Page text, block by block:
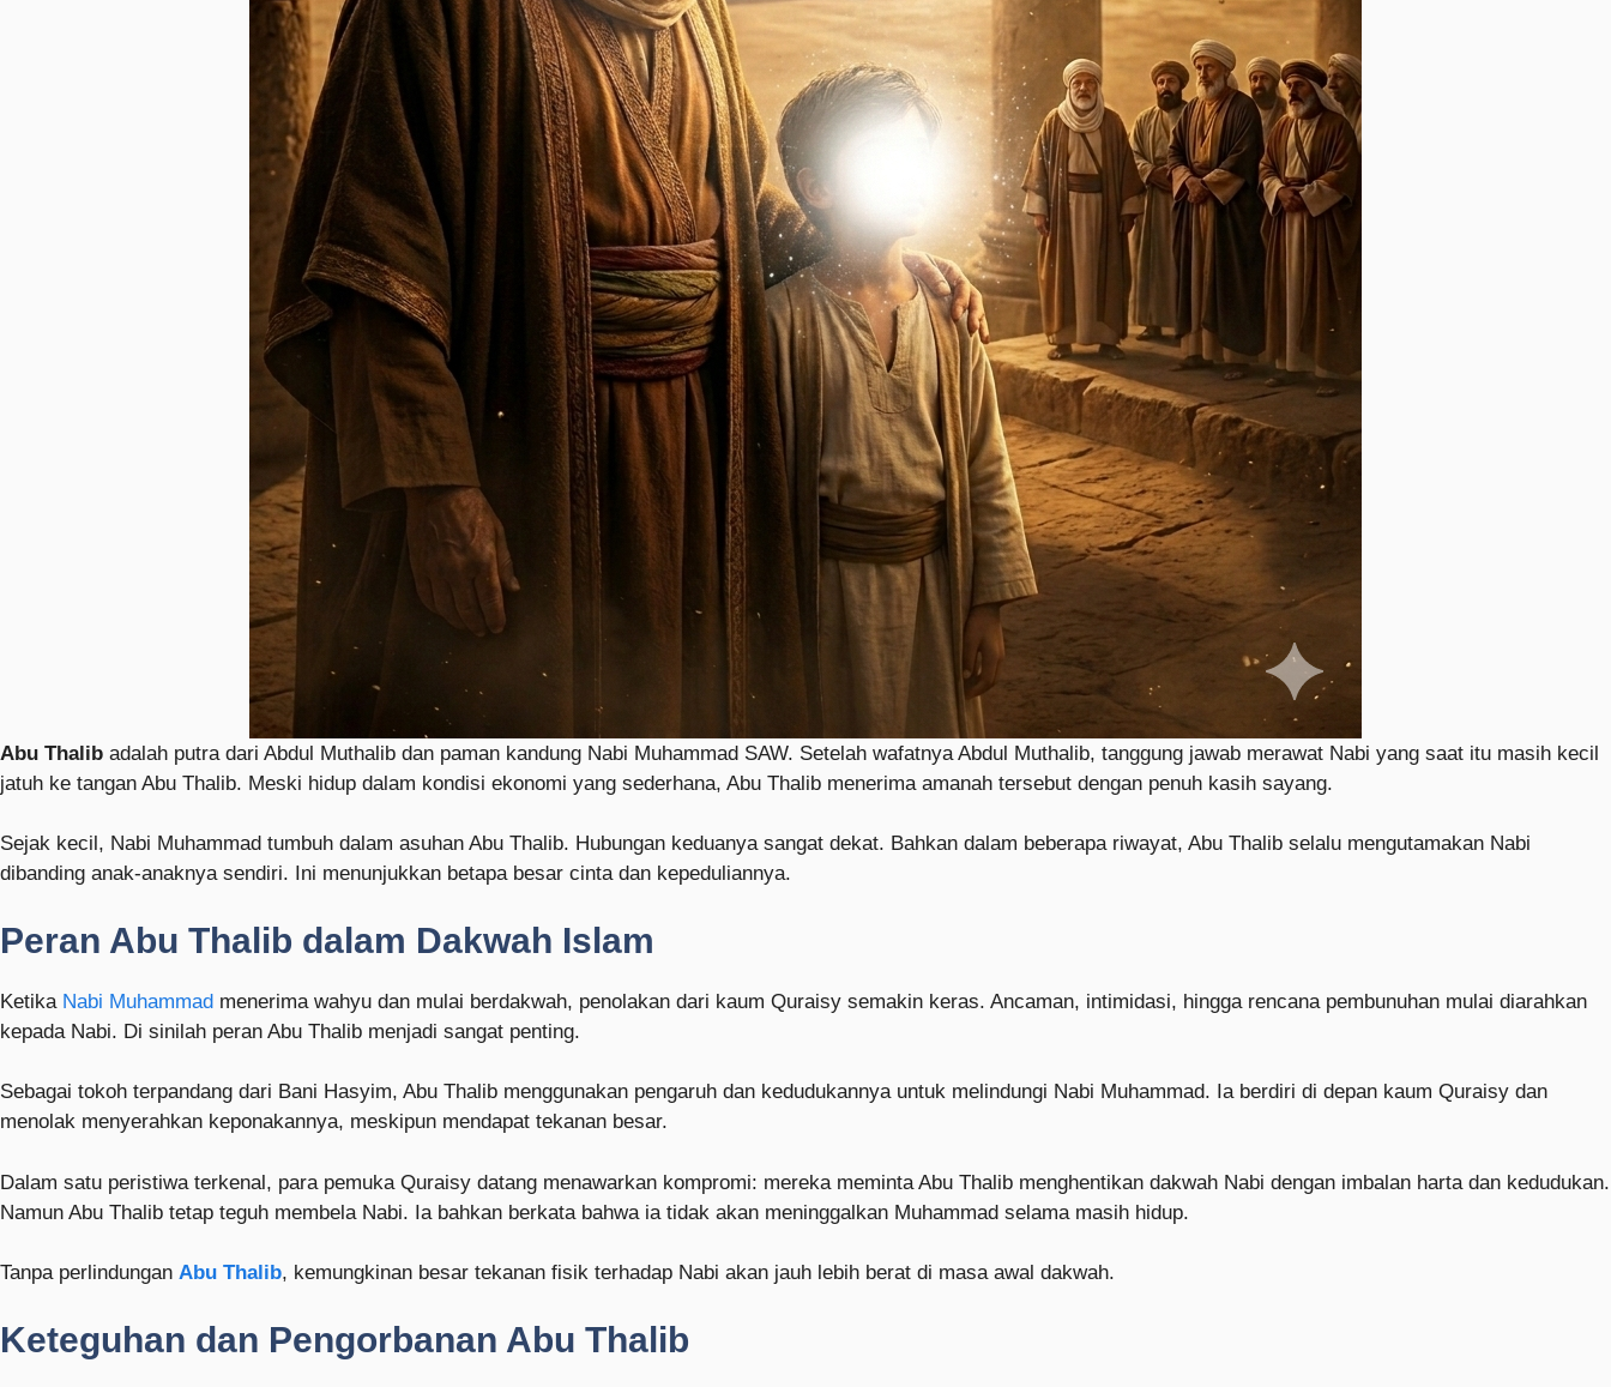
Abu Thalib adalah putra dari Abdul Muthalib dan paman kandung Nabi Muhammad SAW. Setelah wafatnya Abdul Muthalib, tanggung jawab merawat Nabi yang saat itu masih kecil
jatuh ke tangan Abu Thalib. Meski hidup dalam kondisi ekonomi yang sederhana, Abu Thalib menerima amanah tersebut dengan penuh kasih sayang.
Sejak kecil, Nabi Muhammad tumbuh dalam asuhan Abu Thalib. Hubungan keduanya sangat dekat. Bahkan dalam beberapa riwayat, Abu Thalib selalu mengutamakan Nabi
dibanding anak-anaknya sendiri. Ini menunjukkan betapa besar cinta dan kepeduliannya.
Peran Abu Thalib dalam Dakwah Islam
Ketika Nabi Muhammad menerima wahyu dan mulai berdakwah, penolakan dari kaum Quraisy semakin keras. Ancaman, intimidasi, hingga rencana pembunuhan mulai diarahkan
kepada Nabi. Di sinilah peran Abu Thalib menjadi sangat penting.
Sebagai tokoh terpandang dari Bani Hasyim, Abu Thalib menggunakan pengaruh dan kedudukannya untuk melindungi Nabi Muhammad. Ia berdiri di depan kaum Quraisy dan
menolak menyerahkan keponakannya, meskipun mendapat tekanan besar.
Dalam satu peristiwa terkenal, para pemuka Quraisy datang menawarkan kompromi: mereka meminta Abu Thalib menghentikan dakwah Nabi dengan imbalan harta dan kedudukan.
Namun Abu Thalib tetap teguh membela Nabi. Ia bahkan berkata bahwa ia tidak akan meninggalkan Muhammad selama masih hidup.
Tanpa perlindungan Abu Thalib, kemungkinan besar tekanan fisik terhadap Nabi akan jauh lebih berat di masa awal dakwah.
Keteguhan dan Pengorbanan Abu Thalib